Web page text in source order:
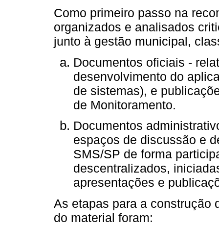
Como primeiro passo na
organizados e analisados
junto à gestão municipal,
Documentos oficiais -
desenvolvimento do
de sistemas), e
de Monitoramento.
Documentos
espaços de discussão e
SMS/SP de forma
descentralizados,
apresentações e
As etapas para a construção
do material foram: